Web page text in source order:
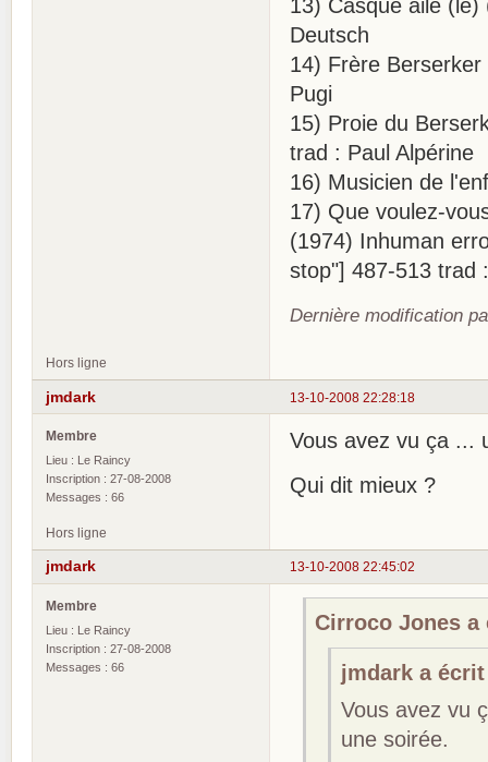
13) Casque ailé
Deutsch
14) Frère
Pugi
15) Proie du
trad : Paul Alpérine
16) Musicien de
17) Que voulez-
(1974) Inhuman
stop"] 487-513 trad
Dernière modification
Hors ligne
13-10-2008 22:28:18
jmdark
Membre
Lieu : Le Raincy
Inscription : 27-08-2008
Messages : 66
Vous avez vu ça ...
Qui dit mieux ?
Hors ligne
13-10-2008 22:45:02
jmdark
Membre
Lieu : Le Raincy
Inscription : 27-08-2008
Messages : 66
Cirroco Jones a
jmdark a
Vous avez vu
une soirée.